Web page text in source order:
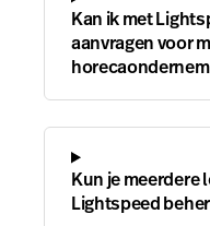
Kan ik met
aanvragen voor
Kun je meerdere
Lightspeed